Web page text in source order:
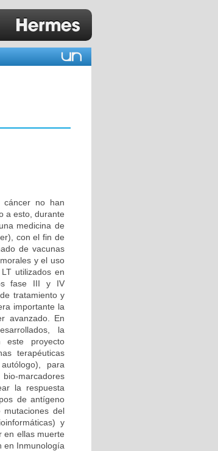
cáncer no han
a esto, durante
medicina de
con el fin de
de vacunas
y el uso
utilizados en
fase III y IV
tratamiento y
importante la
avanzado. En
la
este proyecto
terapéuticas
para
marcadores
la respuesta
de antígeno
mutaciones del
y
en ellas muerte
en Inmunología